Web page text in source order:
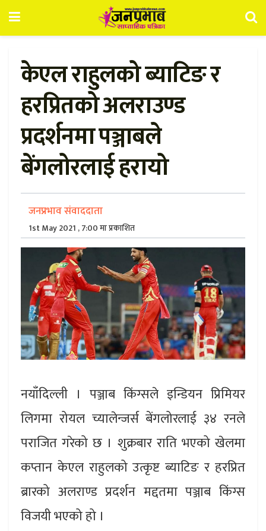
केएल राहुलको ब्याटिङ र
हरप्रितको अलराउण्ड
प्रदर्शनमा पञ्जाबले
बेंगलोरलाई हरायो
जनप्रभाव संवाददाता
1st May 2021 , 7:00 मा प्रकाशित
नयाँदिल्ली । पञ्जाब किंग्सले इन्डियन प्रिमियर
लिगमा रोयल च्यालेन्जर्स बेंगलोरलाई ३४ रनले
पराजित गरेको छ । शुक्रबार राति भएको खेलमा
कप्तान केएल राहुलको उत्कृष्ट ब्याटिङ र हरप्रित
ब्रारको अलराण्ड प्रदर्शन मद्दतमा पञ्जाब किंग्स
विजयी भएको हो ।